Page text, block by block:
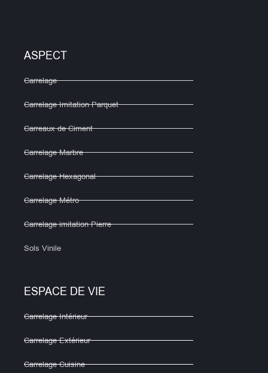
ASPECT
Carrelage
Carrelage Imitation Parquet
Carreaux de Ciment
Carrelage Marbre
Carrelage Hexagonal
Carrelage Métro
Carrelage imitation Pierre
Sols Vinile
ESPACE DE VIE
Carrelage Intérieur
Carrelage Extérieur
Carrelage Cuisine